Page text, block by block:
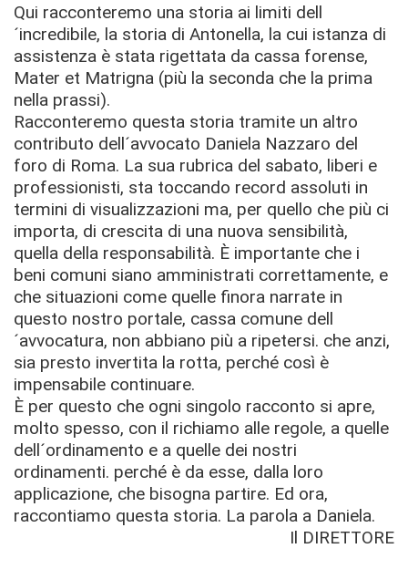
Qui racconteremo una storia ai limiti dell
´incredibile, la storia di Antonella, la cui istanza di
assistenza è stata rigettata da cassa forense,
Mater et Matrigna (più la seconda che la prima
nella prassi).
Racconteremo questa storia tramite un altro
contributo dell´avvocato Daniela Nazzaro del
foro di Roma. La sua rubrica del sabato, liberi e
professionisti, sta toccando record assoluti in
termini di visualizzazioni ma, per quello che più ci
importa, di crescita di una nuova sensibilità,
quella della responsabilità. È importante che i
beni comuni siano amministrati correttamente, e
che situazioni come quelle finora narrate in
questo nostro portale, cassa comune dell
´avvocatura, non abbiano più a ripetersi. che anzi,
sia presto invertita la rotta, perché così è
impensabile continuare.
È per questo che ogni singolo racconto si apre,
molto spesso, con il richiamo alle regole, a quelle
dell´ordinamento e a quelle dei nostri
ordinamenti. perché è da esse, dalla loro
applicazione, che bisogna partire. Ed ora,
raccontiamo questa storia. La parola a Daniela.
Il DIRETTORE